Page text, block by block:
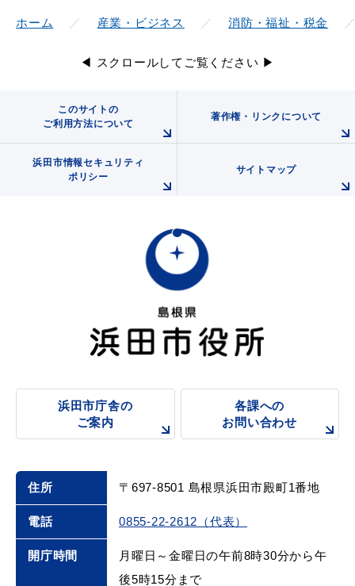
ホーム 産業・ビジネス 消防・福祉・税金
◀ スクロールしてご覧ください ▶
このサイトの
ご利用方法について
著作権・リンクについて
浜田市情報セキュリティ
ポリシー
サイトマップ
浜田市庁舎の
ご案内
各課への
お問い合わせ
住所 〒697-8501 島根県浜田市殿町1番地
電話 0855-22-2612（代表）
開庁時間
月曜日～金曜日の午前8時30分から午
後5時15分まで